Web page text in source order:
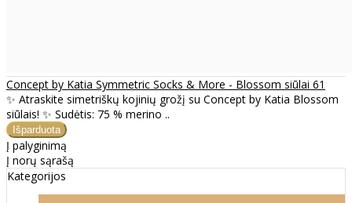
Concept by Katia Symmetric Socks & More - Blossom siūlai 61
✨ Atraskite simetriškų kojinių grožį su Concept by Katia Blossom
siūlais! ✨ Sudėtis: 75 % merino ..
Į palyginimą
Į norų sąrašą
Kategorijos